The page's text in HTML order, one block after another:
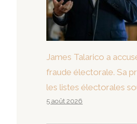
James Talarico a
fraude électorale. Sa
les listes électorales
5 août 2026